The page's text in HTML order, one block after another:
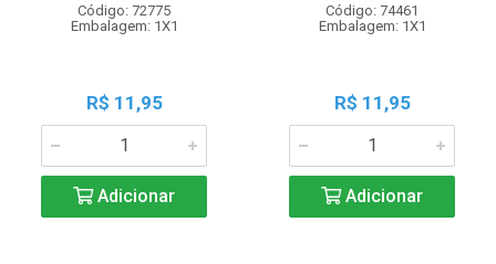
Código: 72775
Embalagem: 1X1
R$ 11,95
Adicionar
Código: 74461
Embalagem: 1X1
R$ 11,95
Adicionar